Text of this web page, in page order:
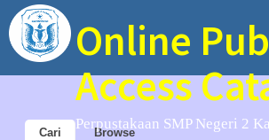
Online
Access
Perpustakaan SMP Negeri 2
Cari Browse